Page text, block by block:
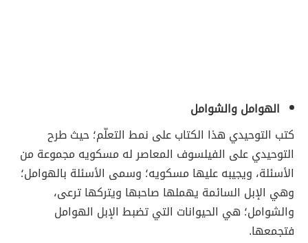
الهوامل والشوامل
كتب التوحيدي هذا الكتاب على نمط التعلّم؛ حيث طرح
التوحيدي على الفيلسوف المعاصر له مسكويه مجموعة من
الأسئلة، ويجيبه عليها مسكويه؛ وسمى الأسئلة بالهوامل؛
وهي الإبل السائمة يهملها صاحبها ويتركها ترعى،
والشوامل؛ هي الحيوانات التي تضبط الإبل الهوامل
فتجمعها.